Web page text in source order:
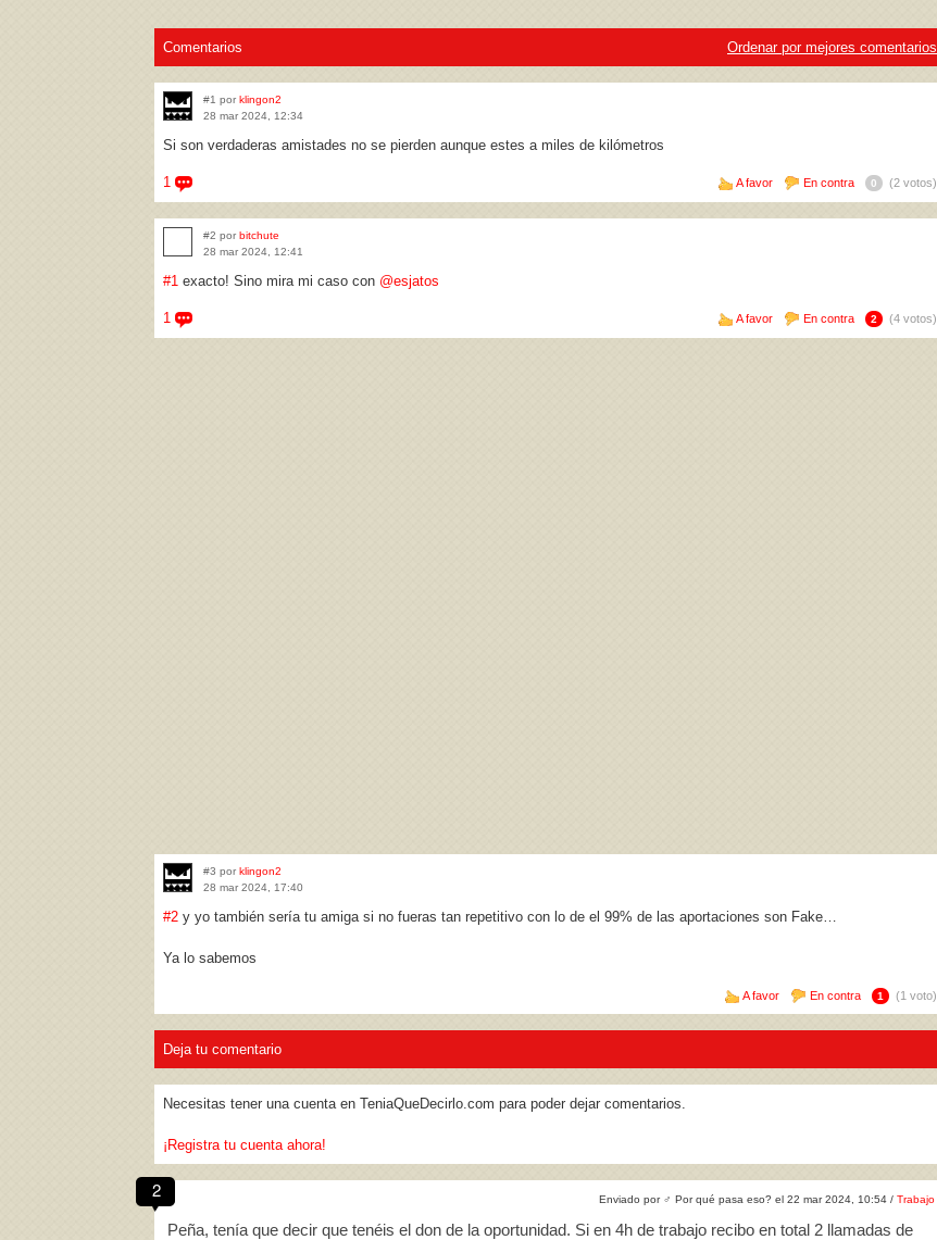
Comentarios Ordenar por mejores comentarios
#1 por klingon2
28 mar 2024, 12:34
Si son verdaderas amistades no se pierden aunque estes a miles de kilómetros
1 A favor En contra 0 (2 votos)
#2 por bitchute
28 mar 2024, 12:41
#1 exacto! Sino mira mi caso con @esjatos
1 A favor En contra 2 (4 votos)
#3 por klingon2
28 mar 2024, 17:40
#2 y yo también sería tu amiga si no fueras tan repetitivo con lo de el 99% de las aportaciones son Fake…
Ya lo sabemos
A favor En contra 1 (1 voto)
Deja tu comentario
Necesitas tener una cuenta en TeniaQueDecirlo.com para poder dejar comentarios.
¡Registra tu cuenta ahora!
2 Enviado por ♂ Por qué pasa eso? el 22 mar 2024, 10:54 / Trabajo
Peña, tenía que decir que tenéis el don de la oportunidad. Si en 4h de trabajo recibo en total 2 llamadas de